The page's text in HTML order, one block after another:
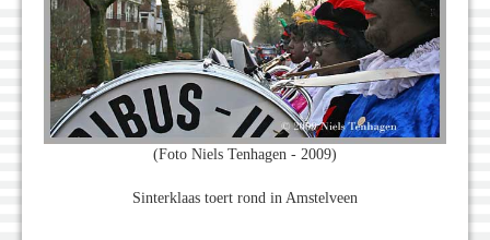
(Foto Niels Tenhagen - 2009)
Sinterklaas toert rond in Amstelveen